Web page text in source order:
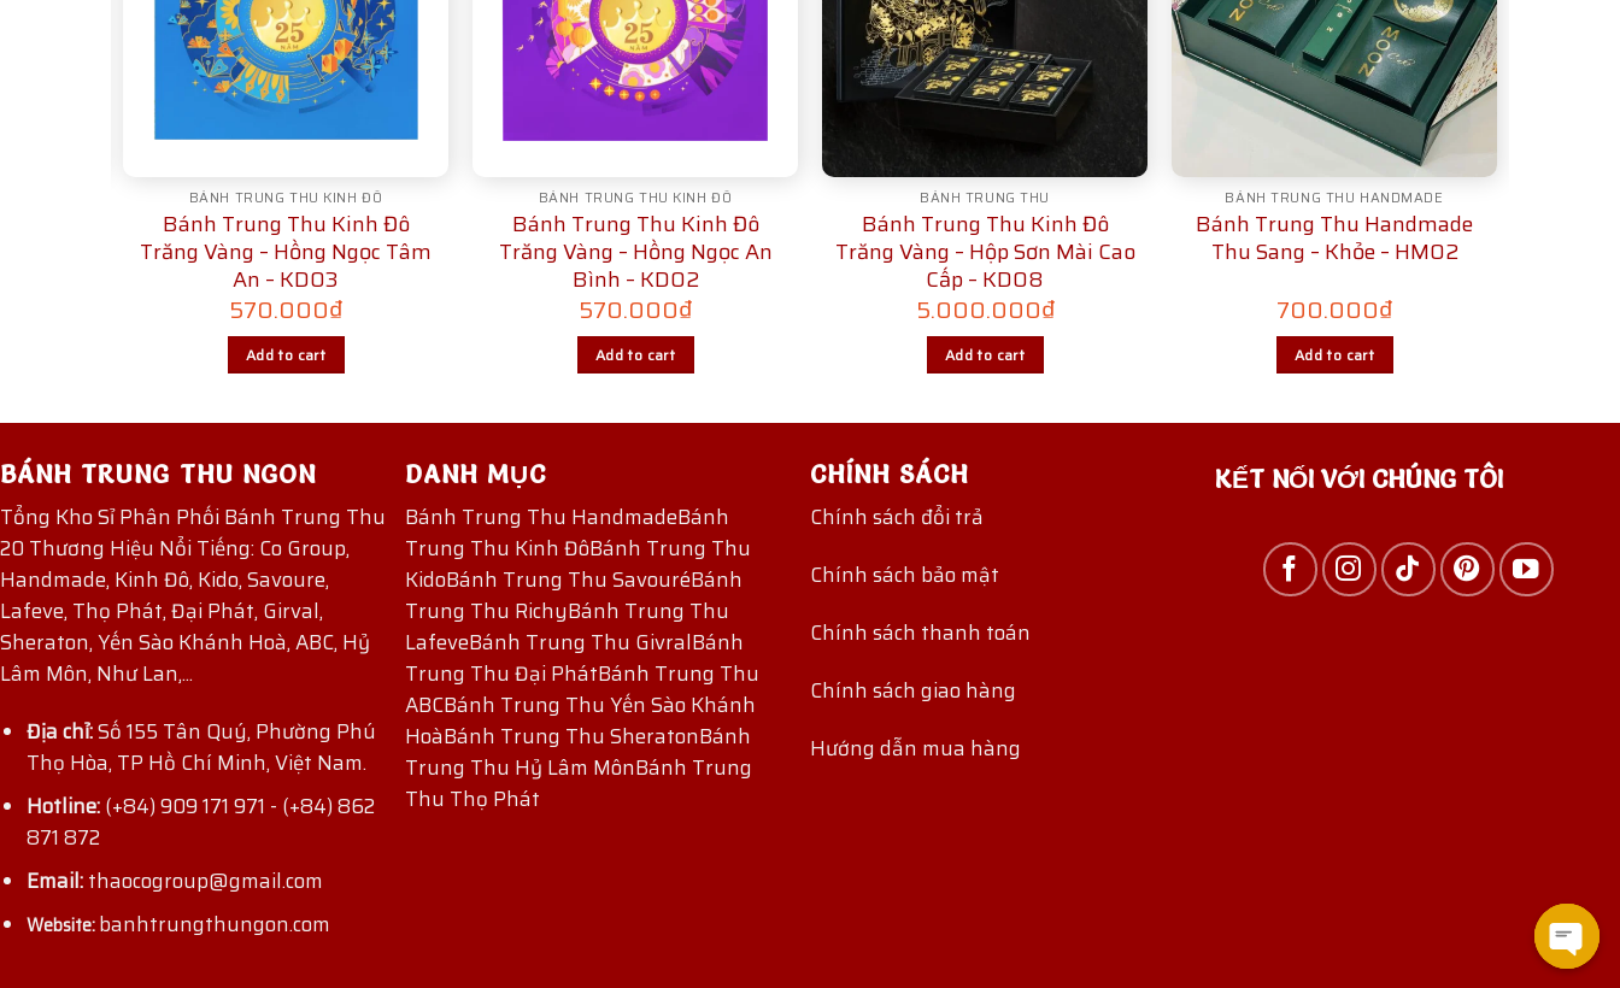
BÁNH TRUNG THU KINH ĐÔ
Bánh Trung Thu Kinh Đô
Trăng Vàng – Hồng Ngọc Tâm
An – KD03
570.000₫
Add to cart
BÁNH TRUNG THU KINH ĐÔ
Bánh Trung Thu Kinh Đô
Trăng Vàng – Hồng Ngọc An
Bình – KD02
570.000₫
Add to cart
BÁNH TRUNG THU
Bánh Trung Thu Kinh Đô
Trăng Vàng – Hộp Sơn Mài Cao
Cấp – KD08
5.000.000₫
Add to cart
BÁNH TRUNG THU HANDMADE
Bánh Trung Thu Handmade
Thu Sang – Khỏe – HM02
700.000₫
Add to cart
BÁNH TRUNG THU NGON
Tổng Kho Sỉ Phân Phối Bánh Trung Thu
20 Thương Hiệu Nổi Tiếng: Co Group,
Handmade, Kinh Đô, Kido, Savoure,
Lafeve, Thọ Phát, Đại Phát, Girval,
Sheraton, Yến Sào Khánh Hoà, ABC, Hỷ
Lâm Môn, Như Lan,...
Địa chỉ:Số 155 Tân Quý, Phường Phú
Thọ Hòa, TP Hồ Chí Minh, Việt Nam.
Hotline:(+84) 909 171 971 - (+84) 862
871 872
Email:thaocogroup@gmail.com
Website:banhtrungthungon.com
DANH MỤC
Bánh Trung Thu HandmadeBánh
Trung Thu Kinh ĐôBánh Trung Thu
KidoBánh Trung Thu SavouréBánh
Trung Thu RichyBánh Trung Thu
LafeveBánh Trung Thu GivralBánh
Trung Thu Đại PhátBánh Trung Thu
ABCBánh Trung Thu Yến Sào Khánh
HoàBánh Trung Thu SheratonBánh
Trung Thu Hỷ Lâm MônBánh Trung
Thu Thọ Phát
CHÍNH SÁCH
Chính sách đổi trả
Chính sách bảo mật
Chính sách thanh toán
Chính sách giao hàng
Hướng dẫn mua hàng
KẾT NỐI VỚI CHÚNG TÔI
ĐĂNG KÝ NHẬN ƯU ĐÃI